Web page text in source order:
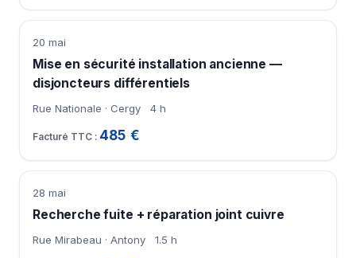
20 mai
Mise en sécurité installation ancienne —
disjoncteurs différentiels
Rue Nationale · Cergy 4 h
485 €
28 mai
Recherche fuite + réparation joint cuivre
Rue Mirabeau · Antony 1.5 h